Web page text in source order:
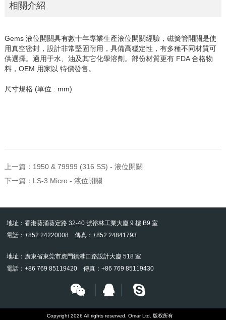
相關介紹
Gems 液位開關具有數十年專業生產液位開關經驗，磁簧管開關是使
用真空密封，設計非常堅固耐用，具備高穩定性，有多種不同材質可
供選擇。適用于水、油及其它化學溶劑。部份材質更有 FDA 合格物
料，OEM 用家以 特價發售。
尺寸規格 (單位 : mm)
上一篇： 1950 & 79999 (316 SS) - 液位開關
下一篇： LS-3 Micro - 液位開關
地址：香港葵涌葵定路 32-40 號裕林工業大廈 9 樓 B9 室
電話：+852 24220008 傳真：+852 24841793
地址：廣東省東莞市虎門鎮港口路設計大廈 518 室
電話：+86 769 85119420 傳真：+86 769 85119430
Copyright 2026 All rights reserved. Omar Ltd. 版权所有